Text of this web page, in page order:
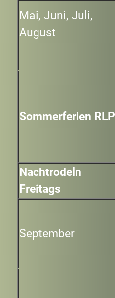
Mai, Juni, Juli,
August
Sommerferien RLP
Nachtrodeln
Freitags
September